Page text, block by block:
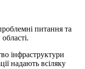
питання та
інфраструктури
надають всіляку